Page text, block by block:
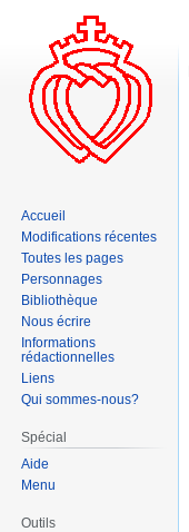
Accueil
Modifications récentes
Toutes les pages
Personnages
Bibliothèque
Nous écrire
Informations
rédactionnelles
Liens
Qui sommes-nous?
Spécial
Aide
Menu
Outils